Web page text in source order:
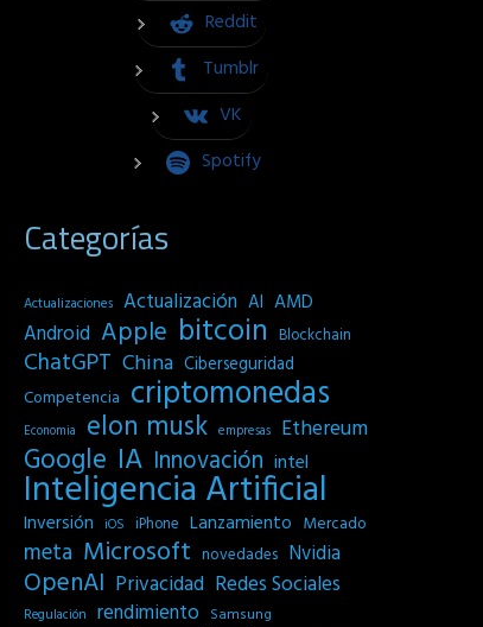
Reddit
Tumblr
VK
Spotify
Categorías
Actualizaciones Actualización AI AMD
Android Apple bitcoin Blockchain
ChatGPT China Ciberseguridad
Competencia criptomonedas
Economia elon musk empresas Ethereum
Google IA Innovación intel
Inteligencia Artificial
Inversión iOS iPhone Lanzamiento Mercado
meta Microsoft novedades Nvidia
OpenAI Privacidad Redes Sociales
Regulación rendimiento Samsung